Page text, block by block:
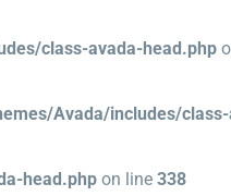
class-avada-head.php
Avada/includes/
head.php on line 338